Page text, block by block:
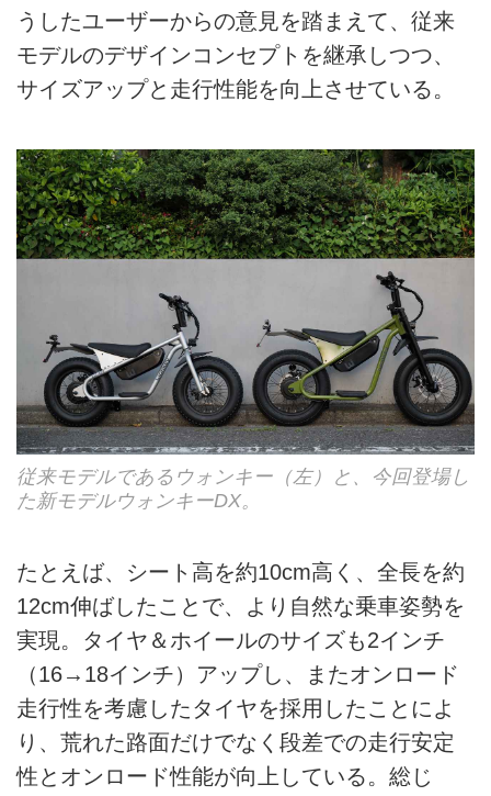
うしたユーザーからの意見を踏まえて、従来
モデルのデザインコンセプトを継承しつつ、
サイズアップと走行性能を向上させている。
従来モデルであるウォンキー（左）と、今回登場し
た新モデルウォンキーDX。
たとえば、シート高を約10cm高く、全長を約
12cm伸ばしたことで、より自然な乗車姿勢を
実現。タイヤ＆ホイールのサイズも2インチ
（16→18インチ）アップし、またオンロード
走行性を考慮したタイヤを採用したことによ
り、荒れた路面だけでなく段差での走行安定
性とオンロード性能が向上している。総じ